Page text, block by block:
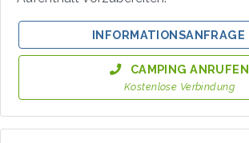
INFORMATIONSANFRAGE
CAMPING ANRUFEN
Kostenlose Verbindung